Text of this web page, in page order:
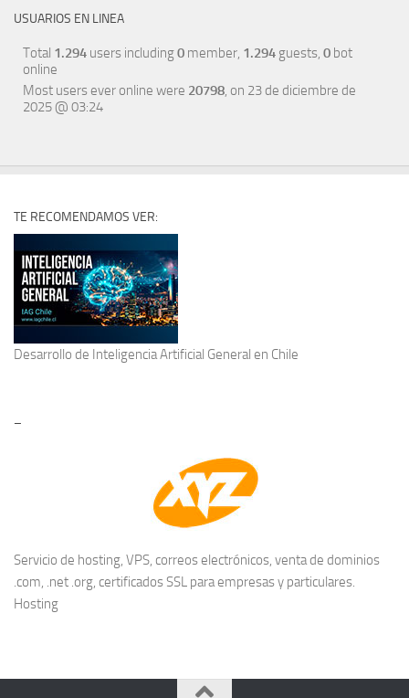
USUARIOS EN LINEA
Total 1.294 users including0 member, 1.294 guests, 0 bot
online
Most users ever online were 20798, on 23 de diciembre de
2025 @ 03:24
TE RECOMENDAMOS VER:
Desarrollo de Inteligencia Artificial General en Chile
–
Servicio de hosting, VPS, correos electrónicos, venta de dominios
.com, .net .org, certificados SSL para empresas y particulares.
Hosting